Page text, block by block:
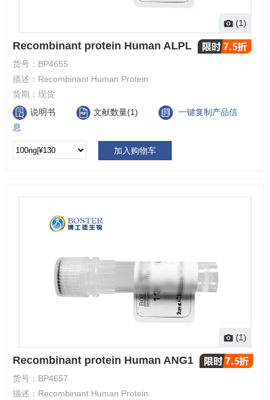
(1)
Recombinant protein Human ALPL
货号： BP4655
描述： Recombinant Human Protein
货期： 现货
说明书
文献数量(1)
一键复制产品信
息
加入购物车
(1)
Recombinant protein Human ANG1
货号： BP4657
描述： Recombinant Human Protein